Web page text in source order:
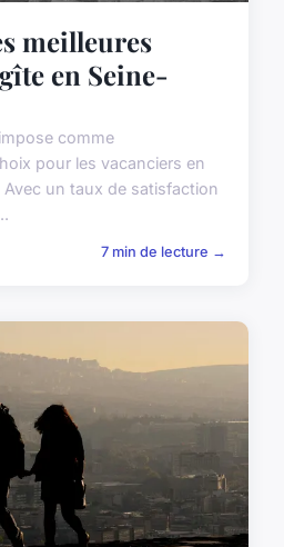
meilleures
en Seine-
comme
pour les vacanciers en
un taux de satisfaction
7 min de lecture →